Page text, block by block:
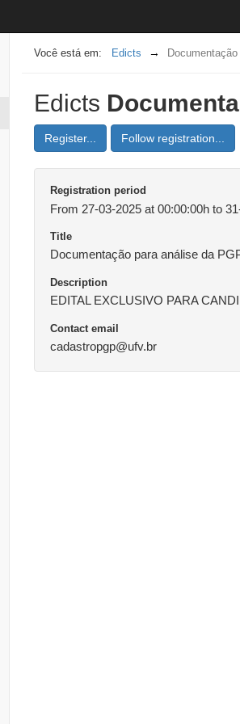
Edicts
Edicts
Register... Follow registration...
Registration period
From 27-03-2025 at 00:00:00h to
Title
Documentação para análise da
Description
EDITAL EXCLUSIVO PARA
Contact email
cadastropgp@ufv.br